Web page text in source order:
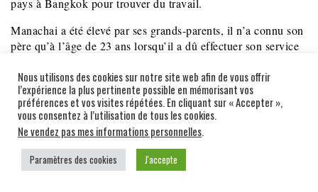
pays à Bangkok pour trouver du travail.
Manachai a été élevé par ses grands-parents, il n’a connu son
père qu’à l’âge de 23 ans lorsqu’il a dû effectuer son service
gouvernementales, Manachai devait présenter la carte
d’identité de son père. Il a donc demandé de l’aide à la police
pour retrouver son père à partir du nom inscrit à l’état civil.
La police a finalement retrouvé son père et Manachai a
rencontré son père biologique dans la province de Chonburi.
Il a eu l’occasion de lui rendre hommage pour la première
Nous utilisons des cookies sur notre site web afin de vous offrir
l’expérience la plus pertinente possible en mémorisant vos
préférences et vos visites répétées. En cliquant sur « Accepter »,
vous consentez à l’utilisation de tous les cookies.
Ne vendez pas mes informations personnelles.
Paramètres des cookies J'accepte